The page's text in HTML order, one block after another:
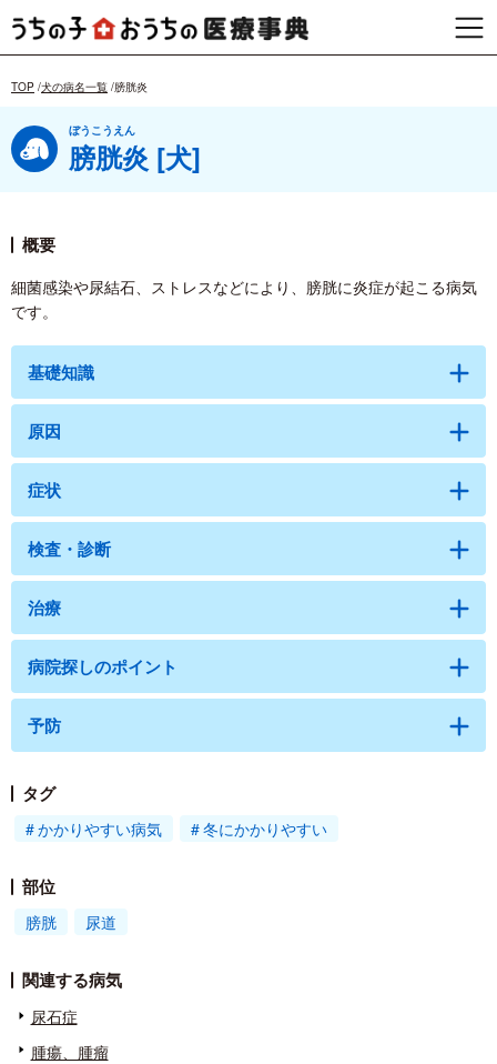
TOP 犬の病名一覧 膀胱炎
ぼうこうえん
膀胱炎 [犬]
概要
細菌感染や尿結石、ストレスなどにより、膀胱に炎症が起こる病気
です。
基礎知識
原因
症状
検査・診断
治療
病院探しのポイント
予防
タグ
かかりやすい病気 冬にかかりやすい
部位
膀胱 尿道
関連する病気
尿石症
腫瘍、腫瘤